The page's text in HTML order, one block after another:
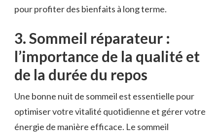
pour ​profiter des bienfaits à long terme.
3. Sommeil réparateur :
l’importance de la qualité ​et
de la durée du repos
Une bonne nuit‍ de sommeil est essentielle pour
optimiser votre vitalité quotidienne et gérer votre
énergie de manière efficace. Le sommeil